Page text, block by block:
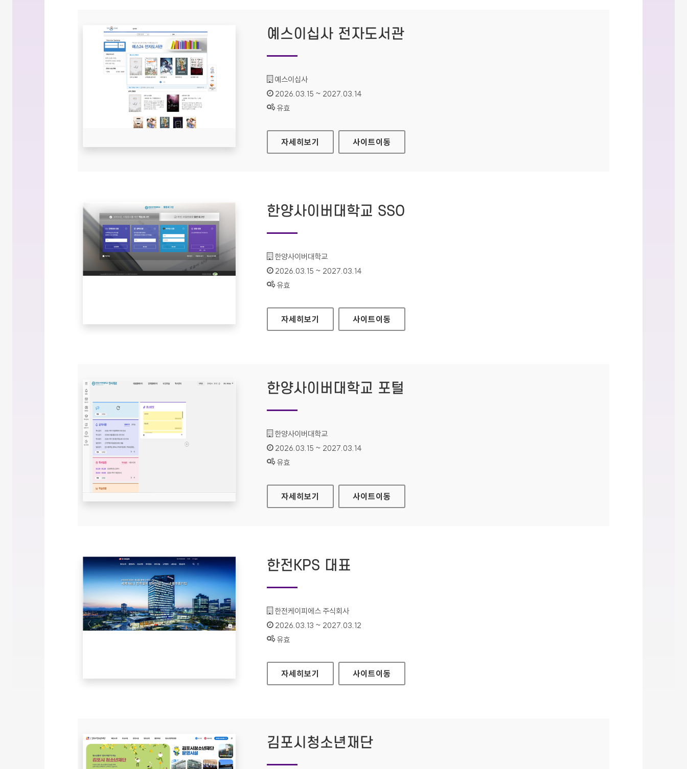
예스이십사 전자도서관
기관명 :
예스이십사
인증기간 :
2026.03.15 ~ 2027.03.14
상태 :
유효
예스이십사 전자도서관
자세히보기 사이트이동
한양사이버대학교 SSO
기관명 :
한양사이버대학교
인증기간 :
2026.03.15 ~ 2027.03.14
상태 :
유효
한양사이버대학교 SSO
자세히보기 사이트이동
한양사이버대학교 포털
기관명 :
한양사이버대학교
인증기간 :
2026.03.15 ~ 2027.03.14
상태 :
유효
한양사이버대학교 포털
자세히보기 사이트이동
한전KPS 대표
기관명 :
한전케이피에스 주식회사
인증기간 :
2026.03.13 ~ 2027.03.12
상태 :
유효
한전KPS 대표
자세히보기 사이트이동
김포시청소년재단